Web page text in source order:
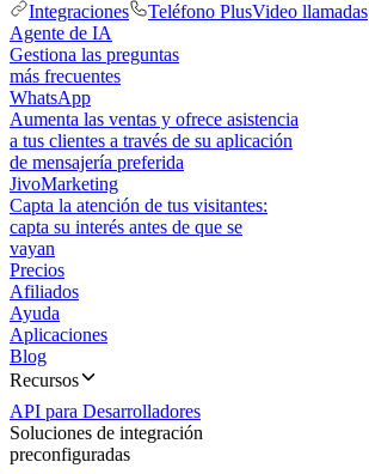
Integraciones
Teléfono PlusVideo llamadas
Agente de IA
Gestiona las preguntas
más frecuentes
WhatsApp
Aumenta las ventas y ofrece asistencia
a tus clientes a través de su aplicación
de mensajería preferida
JivoMarketing
Capta la atención de tus visitantes:
capta su interés antes de que se
vayan
Precios
Afiliados
Ayuda
Aplicaciones
Blog
Recursos
API para Desarrolladores
Soluciones de integración
preconfiguradas